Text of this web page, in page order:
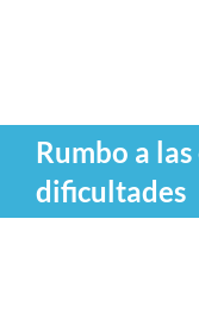
Rumbo a
dificultades